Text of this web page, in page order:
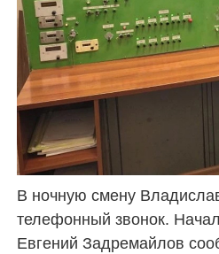
В ночную смену
телефонный звонок.
Евгений Задремайлов